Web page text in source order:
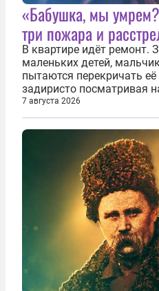
«Бабушка, мы
три пожара и
В квартире идёт ремонт.
маленьких детей,
пытаются перекричать
задиристо посматривая
им замечание, но внуки
сердится невсерьез. И
сверлит противно, но
7 августа 2026